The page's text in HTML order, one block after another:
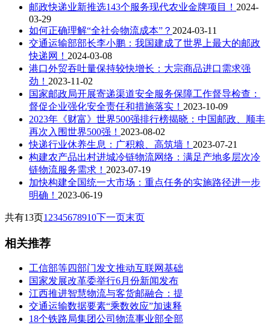
邮政快递业新推选143个服务现代农业金牌项目！ 2024-
03-29
如何正确理解“全社会物流成本”？ 2024-03-11
交通运输部部长李小鹏：我国建成了世界上最大的邮政
快递网！ 2024-03-08
港口外贸吞吐量保持较快增长：大宗商品进口需求强
劲！ 2023-11-02
国家邮政局开展寄递渠道安全服务保障工作督导检查：
督促企业强化安全责任和措施落实！ 2023-10-09
2023年《财富》世界500强排行榜揭晓：中国邮政、顺丰
再次入围世界500强！ 2023-08-02
快递行业休养生息：广积粮、高筑墙！ 2023-07-21
构建农产品出村进城冷链物流网络：满足产地多层次冷
链物流服务需求！ 2023-07-19
加快构建全国统一大市场：重点任务的实施路径进一步
明确！ 2023-06-19
共有13页1 2345678910下一页末页
相关推荐
工信部等四部门发文推动互联网基础
国家发展改革委举行6月份新闻发布
江西推进智慧物流与客货邮融合：提
交通运输数据要素“乘数效应”加速释
18个铁路局集团公司物流事业部全部